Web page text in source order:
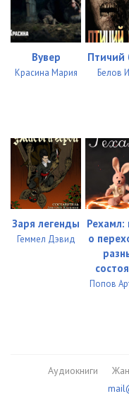
Вувер
Красина Мария
Птичий
Белов
Заря легенды
Геммел Дэвид
Рехамл:
о
Попов
Аудиокниги